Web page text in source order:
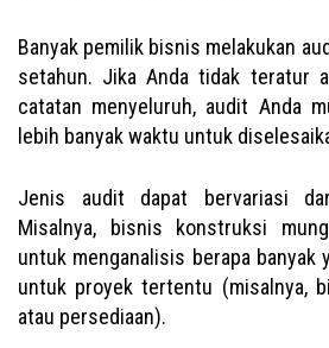
Banyak pemilik bisnis melakukan
setahun. Jika Anda tidak teratur
catatan menyeluruh, audit Anda
lebih banyak waktu untuk
Jenis audit dapat bervariasi
Misalnya, bisnis konstruksi
untuk menganalisis berapa banyak
untuk proyek tertentu (misalnya,
atau persediaan).